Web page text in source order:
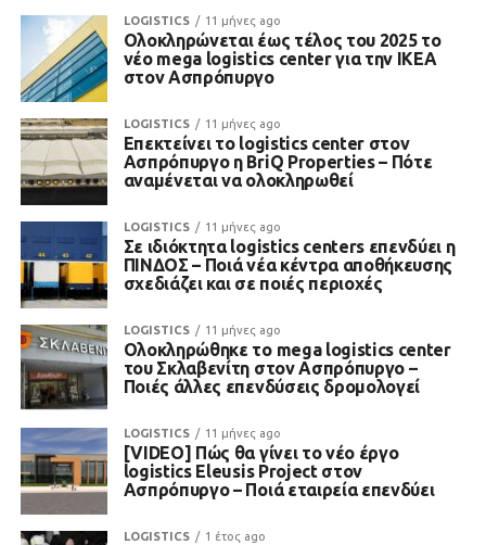
LOGISTICS 11 μήνες ago
Ολοκληρώνεται έως τέλος του 2025 το
νέο mega logistics center για την IKEA
στον Ασπρόπυργο
LOGISTICS 11 μήνες ago
Επεκτείνει το logistics center στον
Ασπρόπυργο η BriQ Properties – Πότε
αναμένεται να ολοκληρωθεί
LOGISTICS 11 μήνες ago
Σε ιδιόκτητα logistics centers επενδύει η
ΠΙΝΔΟΣ – Ποιά νέα κέντρα αποθήκευσης
σχεδιάζει και σε ποιές περιοχές
LOGISTICS 11 μήνες ago
Ολοκληρώθηκε το mega logistics center
του Σκλαβενίτη στον Ασπρόπυργο –
Ποιές άλλες επενδύσεις δρομολογεί
LOGISTICS 11 μήνες ago
[VIDEO] Πώς θα γίνει το νέο έργο
logistics Eleusis Project στον
Ασπρόπυργο – Ποιά εταιρεία επενδύει
LOGISTICS 1 έτος ago